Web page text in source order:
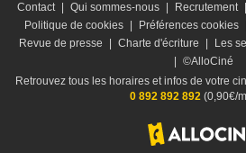
Contact Qui sommes-nous Recrutement
Politique de cookies
Préférences cookies
Revue de presse
Charte d'écriture Les
©AlloCiné
Retrouvez tous les horaires et infos de votre
0 892 892 892(0,90€/